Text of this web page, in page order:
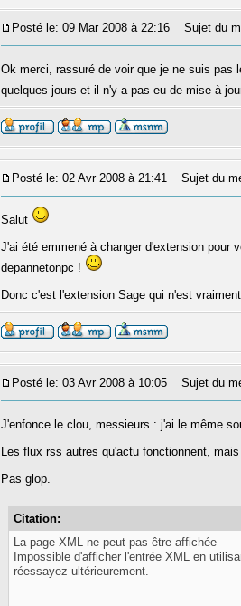
Posté le: 09 Mar 2008 à 22:16 Sujet du
Ok merci, rassuré de voir que je ne suis
quelques jours et il n'y a pas eu de mise à
Posté le: 02 Avr 2008 à 21:41 Sujet du
Salut
J'ai été emmené à changer d'extension pour
depannetonpc !
Donc c'est l'extension Sage qui n'est
Posté le: 03 Avr 2008 à 10:05 Sujet du
J'enfonce le clou, messieurs : j'ai le même
Les flux rss autres qu'actu fonctionnent,
Pas glop.
Citation:
La page XML ne peut pas être affichée
Impossible d'afficher l'entrée XML en
réessayez ultérieurement.